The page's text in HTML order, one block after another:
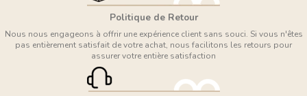
Politique de Retour
Nous nous engageons à offrir une expérience client sans souci. Si vous n'êtes
pas entièrement satisfait de votre achat, nous facilitons les retours pour
assurer votre entière satisfaction